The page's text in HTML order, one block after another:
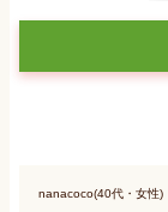
nanacoco(40代・女性)